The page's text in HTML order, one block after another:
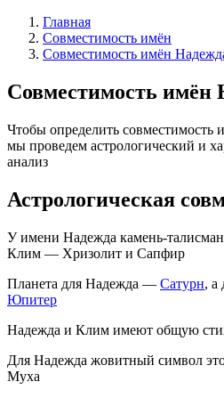
Главная
Совместимость имён
Совместимость имён
Совместимость
Чтобы определить
мы проведем астрологический и
анализ
Астрологическая
У имени Надежда камень-
Клим — Хризолит и Сапфир
Планета для Надежда — Сатурн, а
Юпитер
Надежда и Клим имеют общую
Для Надежда жовитный символ
Муха